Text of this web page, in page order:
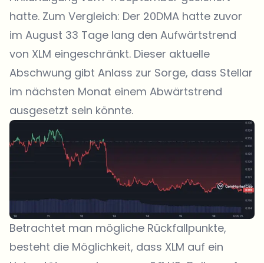
hatte. Zum Vergleich: Der 20DMA hatte zuvor
im August 33 Tage lang den Aufwärtstrend
von XLM eingeschränkt. Dieser aktuelle
Abschwung gibt Anlass zur Sorge, dass Stellar
im nächsten Monat einem Abwärtstrend
ausgesetzt sein könnte.
Betrachtet man mögliche Rückfallpunkte,
besteht die Möglichkeit, dass XLM auf ein